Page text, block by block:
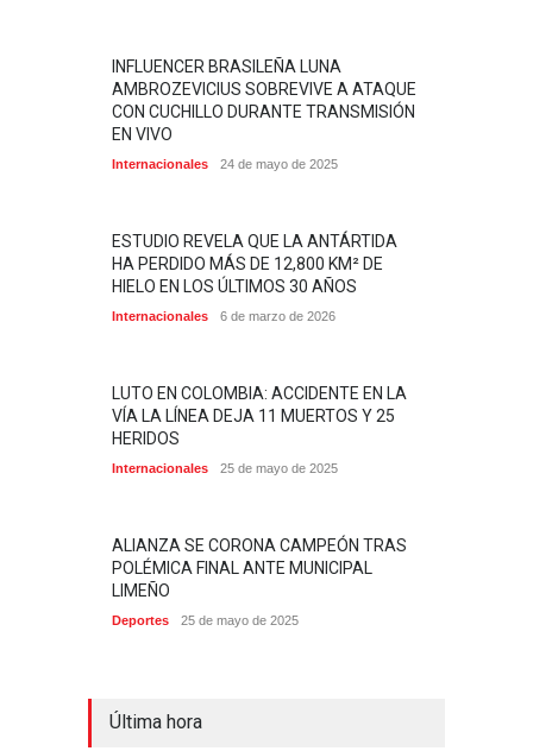
INFLUENCER BRASILEÑA LUNA
AMBROZEVICIUS SOBREVIVE A ATAQUE
CON CUCHILLO DURANTE TRANSMISIÓN
EN VIVO
Internacionales 24 de mayo de 2025
ESTUDIO REVELA QUE LA ANTÁRTIDA
HA PERDIDO MÁS DE 12,800 KM² DE
HIELO EN LOS ÚLTIMOS 30 AÑOS
Internacionales 6 de marzo de 2026
LUTO EN COLOMBIA: ACCIDENTE EN LA
VÍA LA LÍNEA DEJA 11 MUERTOS Y 25
HERIDOS
Internacionales 25 de mayo de 2025
ALIANZA SE CORONA CAMPEÓN TRAS
POLÉMICA FINAL ANTE MUNICIPAL
LIMEÑO
Deportes 25 de mayo de 2025
Última hora